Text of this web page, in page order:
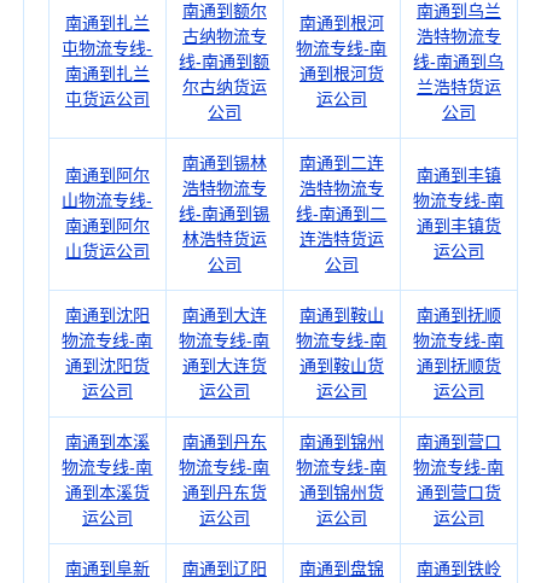
南通到扎兰
屯物流专线-
南通到扎兰
屯货运公司
南通到额尔
古纳物流专
线-南通到额
尔古纳货运
公司
南通到根河
物流专线-南
通到根河货
运公司
南通到乌兰
浩特物流专
线-南通到乌
兰浩特货运
公司
南通到阿尔
山物流专线-
南通到阿尔
山货运公司
南通到锡林
浩特物流专
线-南通到锡
林浩特货运
公司
南通到二连
浩特物流专
线-南通到二
连浩特货运
公司
南通到丰镇
物流专线-南
通到丰镇货
运公司
南通到沈阳
物流专线-南
通到沈阳货
运公司
南通到大连
物流专线-南
通到大连货
运公司
南通到鞍山
物流专线-南
通到鞍山货
运公司
南通到抚顺
物流专线-南
通到抚顺货
运公司
南通到本溪
物流专线-南
通到本溪货
运公司
南通到丹东
物流专线-南
通到丹东货
运公司
南通到锦州
物流专线-南
通到锦州货
运公司
南通到营口
物流专线-南
通到营口货
运公司
南通到阜新
南通到辽阳
南通到盘锦
南通到铁岭